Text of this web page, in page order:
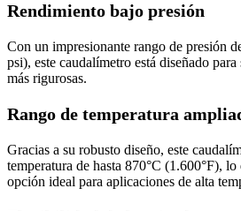
Rendimiento bajo presión
Con un impresionante rango de presión
psi), este caudalímetro está diseñado
más rigurosas.
Rango de temperatura
Gracias a su robusto diseño, este
temperatura de hasta 870°C (1.600°F),
opción ideal para aplicaciones de alta